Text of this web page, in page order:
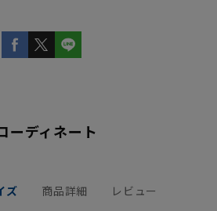
ーディネート
ズ 商品詳細 レビュー